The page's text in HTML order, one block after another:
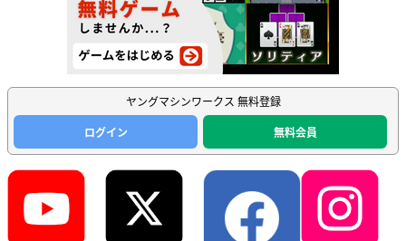
ヤングマシンワークス 無料登録
ログイン
無料会員